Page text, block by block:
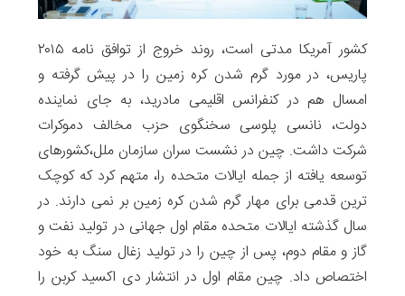
کشور آمریکا مدتی است، روند خروج از توافق نامه ۲۰۱۵
پاریس، در مورد گرم شدن کره زمین را در پیش گرفته و
امسال هم در کنفرانس اقلیمی مادرید، به جای نماینده
دولت، نانسی پلوسی سخنگوی حزب مخالف دموکرات
شرکت داشت. چین در نشست سران سازمان ملل،کشورهای
توسعه یافته از جمله ایالات متحده را، متهم کرد که کوچک
ترین قدمی برای مهار گرم شدن کره زمین بر نمی دارند. در
سال گذشته ایالات متحده مقام اول جهانی در تولید نفت و
گاز و مقام دوم، پس از چین را در تولید زغال سنگ به خود
اختصاص داد. چین مقام اول در انتشار دی اکسید کربن را